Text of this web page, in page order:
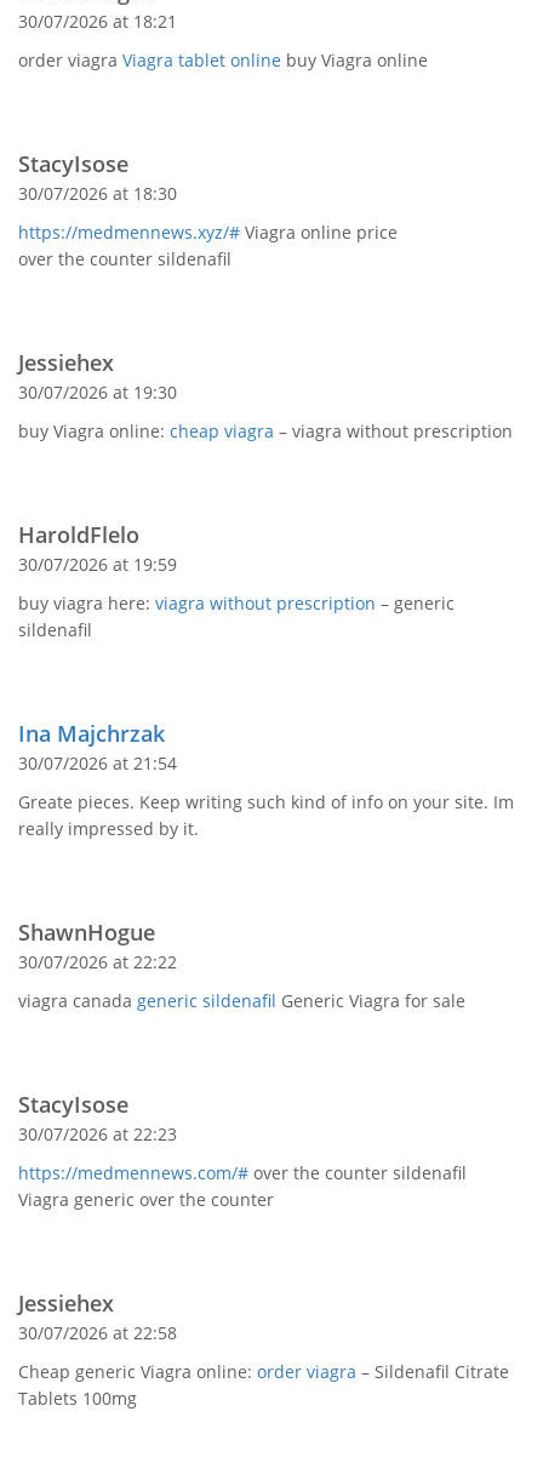
30/07/2026 at 18:21
order viagra Viagra tablet online buy Viagra online
StacyIsose
30/07/2026 at 18:30
https://medmennews.xyz/# Viagra online price
over the counter sildenafil
Jessiehex
30/07/2026 at 19:30
buy Viagra online: cheap viagra – viagra without prescription
HaroldFlelo
30/07/2026 at 19:59
buy viagra here: viagra without prescription – generic
sildenafil
Ina Majchrzak
30/07/2026 at 21:54
Greate pieces. Keep writing such kind of info on your site. Im
really impressed by it.
ShawnHogue
30/07/2026 at 22:22
viagra canada generic sildenafil Generic Viagra for sale
StacyIsose
30/07/2026 at 22:23
https://medmennews.com/# over the counter sildenafil
Viagra generic over the counter
Jessiehex
30/07/2026 at 22:58
Cheap generic Viagra online: order viagra – Sildenafil Citrate
Tablets 100mg